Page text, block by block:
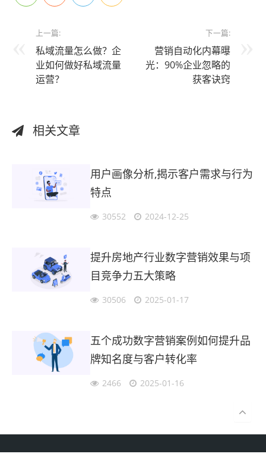
上一篇:
私域流量怎么做？企
业如何做好私域流量
运营？
下一篇:
营销自动化内幕曝
光：90%企业忽略的
获客诀窍
相关文章
用户画像分析,揭示客户需求与行为
特点
30552 2024-12-25
提升房地产行业数字营销效果与项
目竞争力五大策略
30506 2025-01-17
五个成功数字营销案例如何提升品
牌知名度与客户转化率
2466 2025-01-16